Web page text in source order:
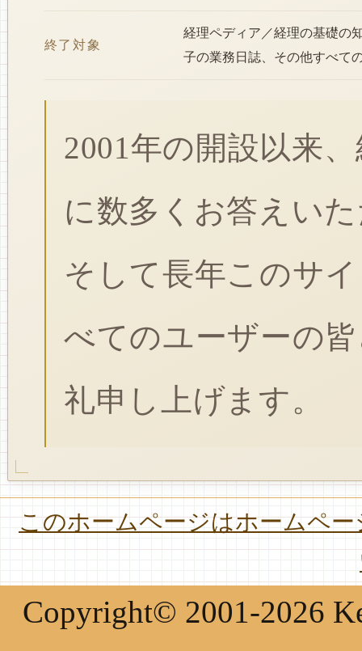
終了対象
経理ペディア／経理の基礎の
子の業務日誌、その他すべて
2001年の開設以来
に数多くお答えい
そして長年このサ
べてのユーザーの
礼申し上げます。
このホームページはホームペ
Copyright© 2001-2026